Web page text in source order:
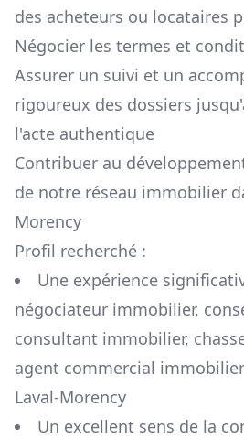
des acheteurs ou locataires
Négocier les termes et
Assurer un suivi et un
rigoureux des dossiers
l'acte authentique
Contribuer au
de notre réseau immobilier
Morency
Profil recherché :
Une expérience
négociateur immobilier,
consultant immobilier,
agent commercial
Laval-Morency
Un excellent sens de la